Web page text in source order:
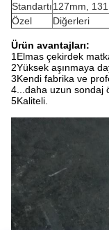
Standartı127mm,
Özel
Diğerleri
Ürün avantajları:
1Elmas çekirdek
2Yüksek aşınmaya
3Kendi fabrika ve
4...daha uzun sondaj
5Kaliteli.